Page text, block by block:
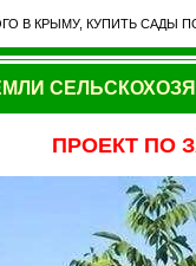
В КРЫМУ, КУПИТЬ САДЫ
ПРОЕКТ ПО